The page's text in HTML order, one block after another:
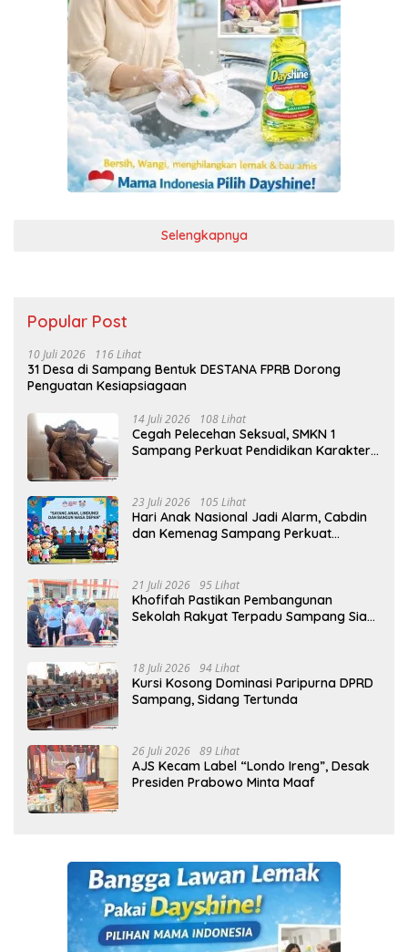
Selengkapnya
Popular Post
10 Juli 2026 116 Lihat
31 Desa di Sampang Bentuk DESTANA FPRB Dorong
Penguatan Kesiapsiagaan
14 Juli 2026 108 Lihat
Cegah Pelecehan Seksual, SMKN 1
Sampang Perkuat Pendidikan Karakter
23 Juli 2026 105 Lihat
Hari Anak Nasional Jadi Alarm, Cabdin
dan Kemenag Sampang Perkuat
21 Juli 2026 95 Lihat
Khofifah Pastikan Pembangunan
Sekolah Rakyat Terpadu Sampang Siap
18 Juli 2026 94 Lihat
Kursi Kosong Dominasi Paripurna DPRD
Sampang, Sidang Tertunda
26 Juli 2026 89 Lihat
AJS Kecam Label “Londo Ireng”, Desak
Presiden Prabowo Minta Maaf